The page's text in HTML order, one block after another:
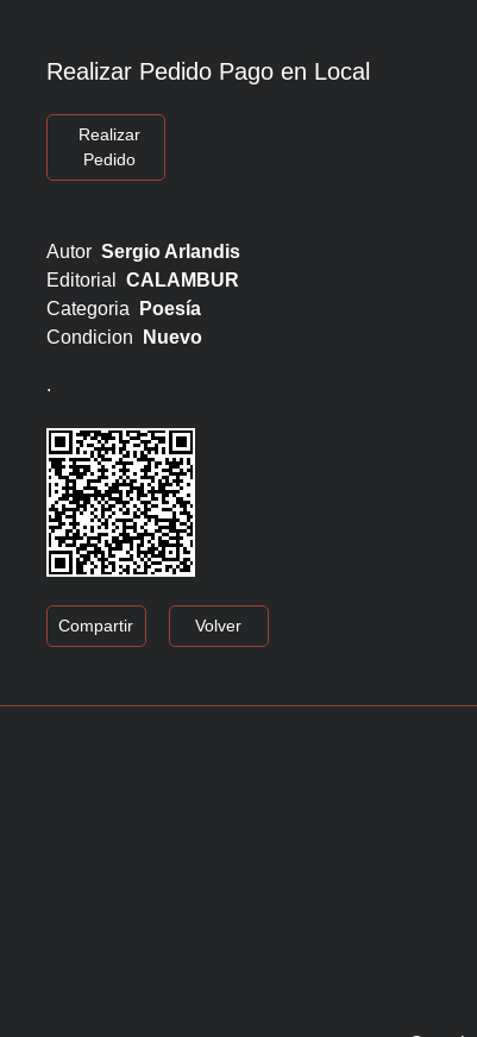
Realizar Pedido Pago en Local
Realizar
Pedido
Autor Sergio Arlandis
Editorial CALAMBUR
Categoria
Poesía
Condicion
Nuevo
.
Compartir Volver